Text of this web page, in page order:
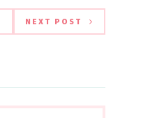
NEXT POST